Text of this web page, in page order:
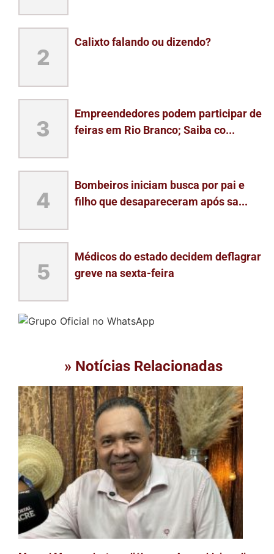
2
Calixto falando ou dizendo?
3
Empreendedores podem participar de
feiras em Rio Branco; Saiba co...
4
Bombeiros iniciam busca por pai e
filho que desapareceram após sa...
5
Médicos do estado decidem deflagrar
greve na sexta-feira
» Notícias Relacionadas